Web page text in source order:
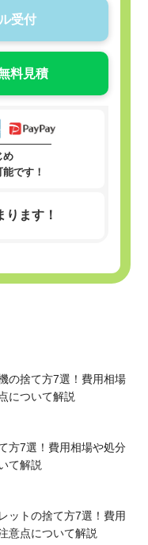
受付
料見積
め
です！
ります！
の捨て方7選！費用相場
について解説
方7選！費用相場や処分
て解説
ットの捨て方7選！費用
意点について解説